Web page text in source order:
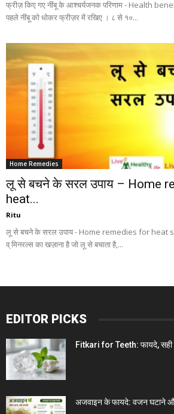
फ्रीज़ किए गए नींबू के आश्चर्यजनक परिणाम - Health
पहले नींबू को धोकर फ्रीज़र में रखिए । ८ से १०...
Home Remedies
लू से बचने के सरल उपाय – Home
heat...
Ritu
लू से बचने के सरल उपाय - Home remedies for heat
व् मिनरल्स का खज़ाना है जो लू से बचाता है,...
EDITOR PICKS
Fitkari for Teeth: फायदे,
अजवाइन के फायदे: वजन घटाने